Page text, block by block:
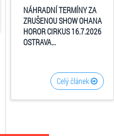
NÁHRADNÍ TERMÍNY ZA
ZRUŠENOU SHOW OHANA
HOROR CIRKUS 16.7.2026
OSTRAVA...
Celý článek